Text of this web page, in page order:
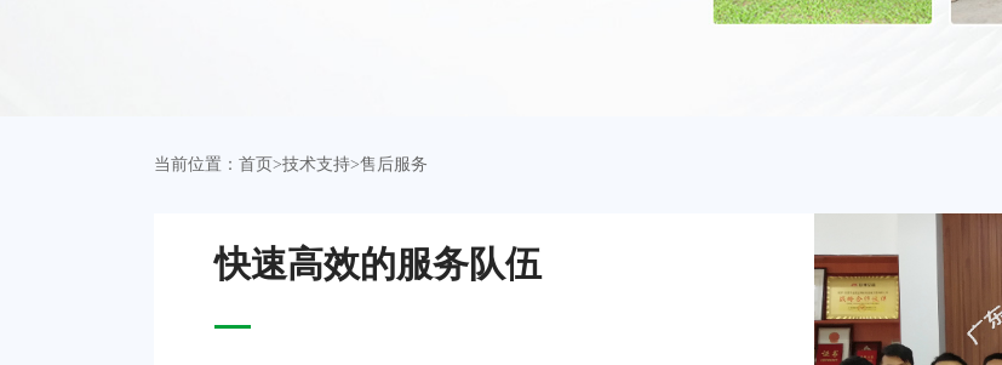
当前位置： 首页 >技术支持>售后服务
快速高效的服务队伍